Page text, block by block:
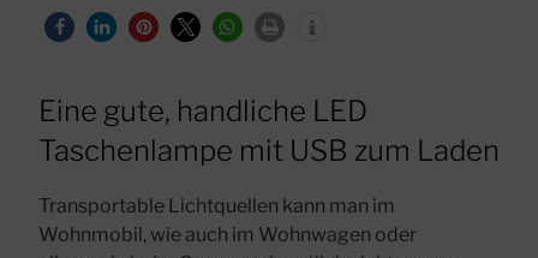
Eine gute, handliche LED
Taschenlampe mit USB zum Laden
Transportable Lichtquellen kann man im
Wohnmobil, wie auch im Wohnwagen oder